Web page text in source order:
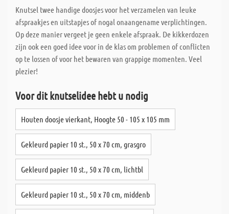
Knutsel twee handige doosjes voor het verzamelen van leuke
afspraakjes en uitstapjes of nogal onaangename verplichtingen.
Op deze manier vergeet je geen enkele afspraak. De kikkerdozen
zijn ook een goed idee voor in de klas om problemen of conflicten
op te lossen of voor het bewaren van grappige momenten. Veel
plezier!
Voor dit knutselidee hebt u nodig
Houten doosje vierkant, Hoogte 50 - 105 x 105 mm
Gekleurd papier 10 st., 50 x 70 cm, grasgro
Gekleurd papier 10 st., 50 x 70 cm, lichtbl
Gekleurd papier 10 st., 50 x 70 cm, middenb